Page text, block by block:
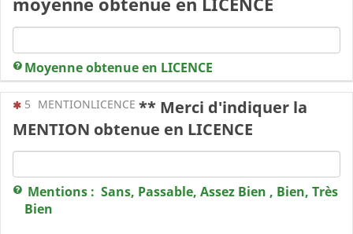
Moyenne obtenue en LICENCE
(Cette question est obligatoire)
5 MENTIONLICENCE ** Merci d'indiquer la
MENTION obtenue en LICENCE
Mentions : Sans, Passable, Assez Bien , Bien, Très
Bien